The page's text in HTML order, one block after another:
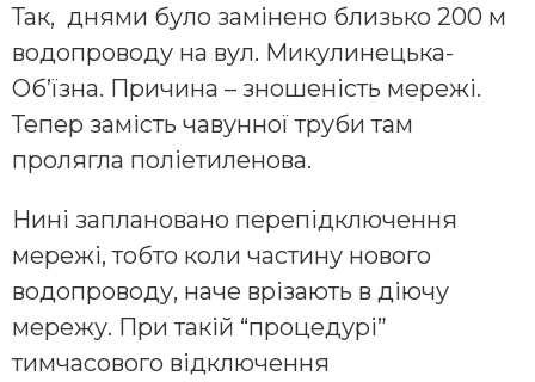
Так, днями було замінено близько 200 м
водопроводу на вул. Микулинецька-
Об’їзна. Причина – зношеність мережі.
Тепер замість чавунної труби там
пролягла поліетиленова.
Нині заплановано перепідключення
мережі, тобто коли частину нового
водопроводу, наче врізають в діючу
мережу. При такій “процедурі”
тимчасового відключення